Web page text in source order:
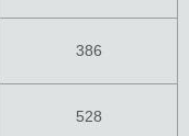
386
528